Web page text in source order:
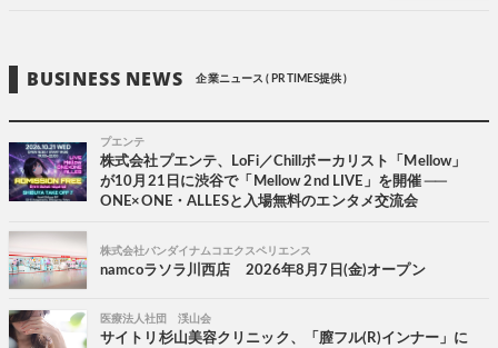
BUSINESS NEWS 企業ニュース ( PR TIMES提供 )
プエンテ
株式会社プエンテ、LoFi／Chillボーカリスト「Mellow」
が10月21日に渋谷で「Mellow 2nd LIVE」を開催 ──
ONE×ONE・ALLESと入場無料のエンタメ交流会
株式会社バンダイナムコエクスペリエンス
namcoラソラ川西店 2026年8月7日(金)オープン
医療法人社団 渓山会
サイトリ杉山美容クリニック、「膣フル(R)インナー」に